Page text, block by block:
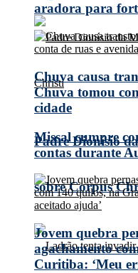
Padre Dionísio
sobre Corpus
aradora para
Chuva causa
Chuva tomou
cidade
Missal cumpre
contas durante
Jovem quebra
agachamento
Curitiba: ‘Meu